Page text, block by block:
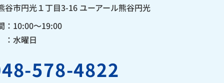
谷市円光１丁目3-16 ユーアール熊谷円光
：10:00〜19:00
水曜日
578-4822